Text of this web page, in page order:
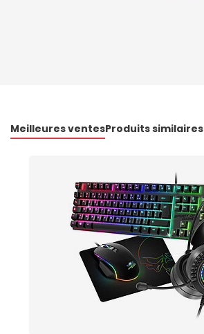
Meilleures ventesProduits similaires